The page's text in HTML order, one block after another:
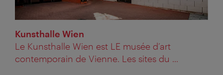
Kunsthalle Wien
Le Kunsthalle Wien est LE musée d’art
contemporain de Vienne. Les sites du ...